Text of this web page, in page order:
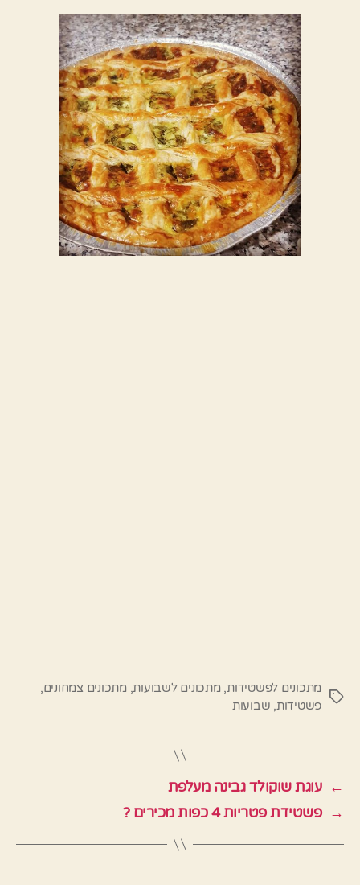
תגיות
מתכונים לפשטידות,מתכונים לשבועות,מתכונים צמחונים,
פשטידות, שבועות
← עוגת שוקולד גבינה מעלפת
→ פשטידת פטריות 4 כפות מכירים ?